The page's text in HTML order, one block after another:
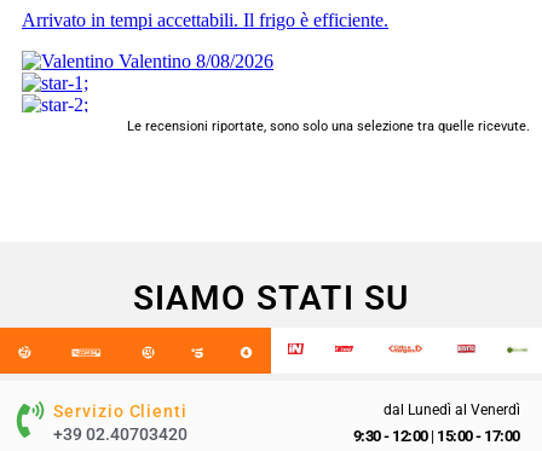
Le recensioni riportate, sono solo una selezione tra quelle ricevute.
SIAMO STATI SU
Servizio Clienti
+39 02.40703420
dal Lunedì al Venerdì
9:30 - 12:00| 15:00 - 17:00